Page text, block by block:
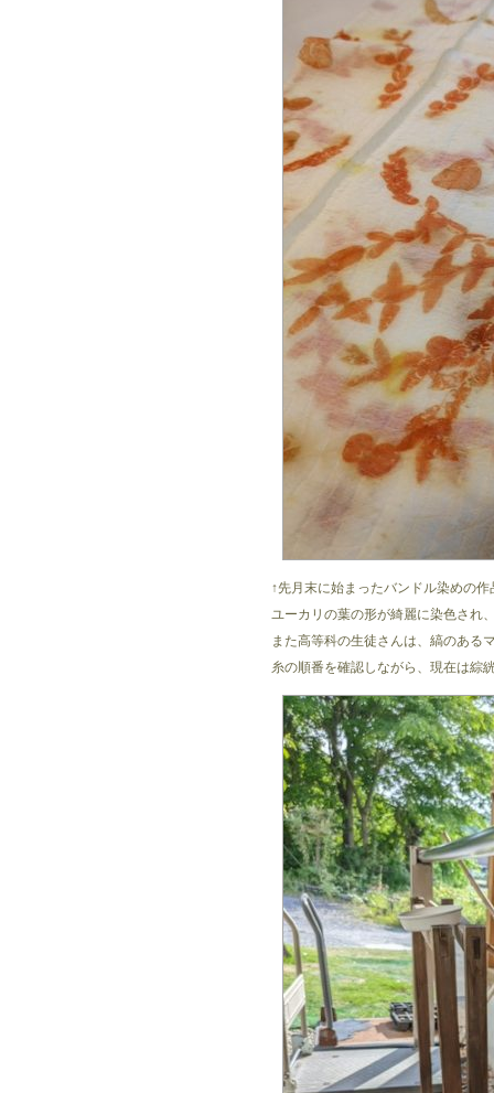
↑先月末に始まったバンドル染めの
ユーカリの葉の形が綺麗に染色され
また高等科の生徒さんは、縞のある
糸の順番を確認しながら、現在は綜